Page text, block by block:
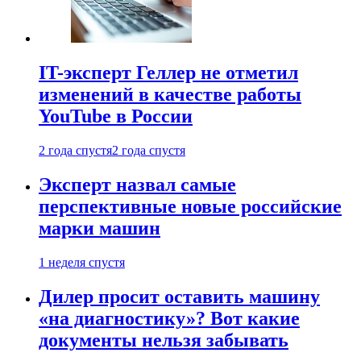
IT-эксперт Геллер не отметил
изменений в качестве работы
YouTube в России
2 года спустя2 года спустя
Эксперт назвал самые
перспективные новые российские
марки машин
1 неделя спустя
Дилер просит оставить машину
«на диагностику»? Вот какие
документы нельзя забывать